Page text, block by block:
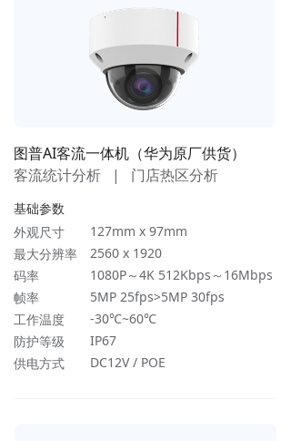
图普AI客流一体机（华为原厂供货）
客流统计分析 | 门店热区分析
127mm x 97mm
2560 x 1920
1080P～4K 512Kbps～16Mbps
5MP 25fps>5MP 30fps
-30℃~60℃
IP67
DC12V / POE
基础参数
外观尺寸
最大分辨率
码率
帧率
工作温度
防护等级
供电方式